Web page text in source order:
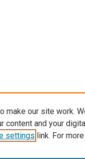
make our site work.
content and your
settings link. For